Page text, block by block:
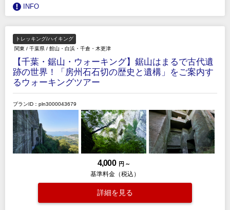
INFO
トレッキング/ハイキング
関東 / 千葉県 / 館山・白浜・千倉・木更津
【千葉・鋸山・ウォーキング】鋸山はまるで古代遺
跡の世界！「房州石石切の歴史と遺構」をご案内す
るウォーキングツアー
プランID：pln3000043679
4,000 円 ～
基準料金（税込）
詳細を見る